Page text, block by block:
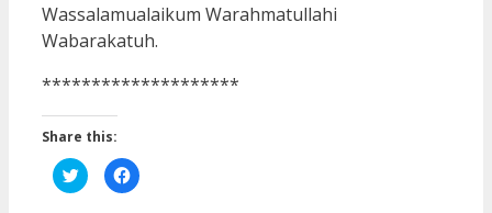
Wassalamualaikum Warahmatullahi
Wabarakatuh.
********************
Share this:
Click
to
share
Click
to